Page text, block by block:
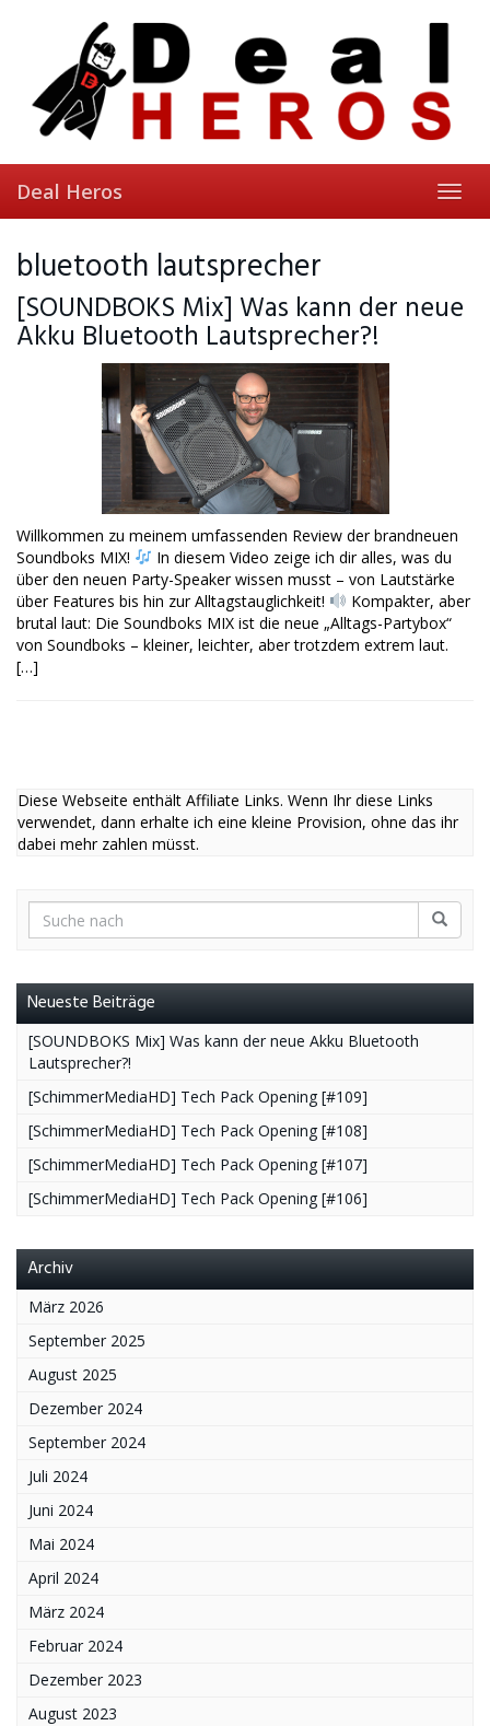
Deal Heros
bluetooth lautsprecher
[SOUNDBOKS Mix] Was kann der neue
Akku Bluetooth Lautsprecher?!
Willkommen zu meinem umfassenden Review der brandneuen
Soundboks MIX!
In diesem Video zeige ich dir alles, was du
über den neuen Party-Speaker wissen musst – von Lautstärke
über Features bis hin zur Alltagstauglichkeit!
Kompakter, aber
brutal laut: Die Soundboks MIX ist die neue „Alltags-Partybox“
von Soundboks – kleiner, leichter, aber trotzdem extrem laut.
[…]
Diese Webseite enthält Affiliate Links. Wenn Ihr diese Links
verwendet, dann erhalte ich eine kleine Provision, ohne das ihr
dabei mehr zahlen müsst.
Neueste Beiträge
[SOUNDBOKS Mix] Was kann der neue Akku Bluetooth
Lautsprecher?!
[SchimmerMediaHD] Tech Pack Opening [#109]
[SchimmerMediaHD] Tech Pack Opening [#108]
[SchimmerMediaHD] Tech Pack Opening [#107]
[SchimmerMediaHD] Tech Pack Opening [#106]
Archiv
März 2026
September 2025
August 2025
Dezember 2024
September 2024
Juli 2024
Juni 2024
Mai 2024
April 2024
März 2024
Februar 2024
Dezember 2023
August 2023